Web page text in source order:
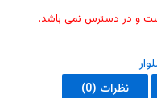
و در دسترس نمی باشد.
نظرات (0)